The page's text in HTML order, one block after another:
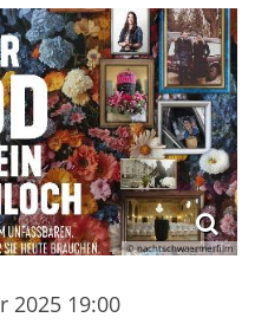
© nachtschwaermerfilm
2025 19:00